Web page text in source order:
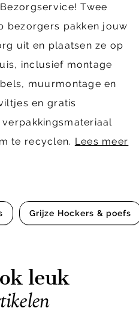
Grijze Hockers & poefs
Twee
bezorgers pakken jouw
uit en plaatsen ze op
inclusief montage
muurmontage en
en gratis
te recyclen. Lees meer
leuk